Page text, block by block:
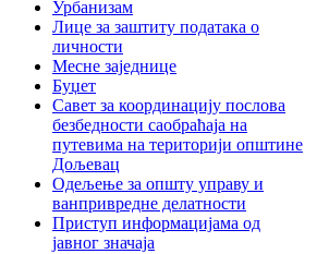
Урбанизам
Лице за заштиту података о
личности
Месне заједнице
Буџет
Савет за координацију послова
безбедности саобраћаја на
путевима на територији општине
Дољевац
Одељење за општу управу и
ванпривредне делатности
Приступ информацијама од
јавног значаја